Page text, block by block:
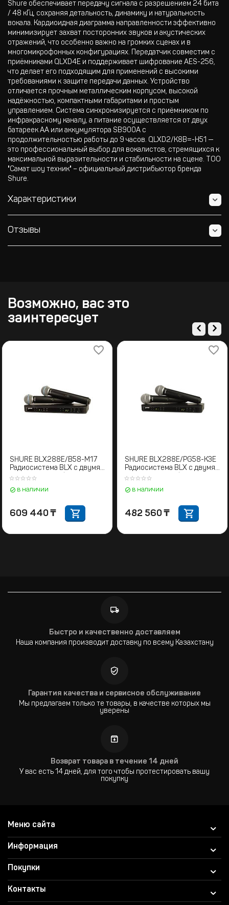
Shure обеспечивает передачу сигнала с разрешением 24 бита
/ 48 кГц, сохраняя детальность, динамику и натуральность
вокала. Кардиоидная диаграмма направленности эффективно
минимизирует захват посторонних звуков и акустических
отражений, что особенно важно на громких сценах и в
многомикрофонных конфигурациях. Передатчик совместим с
приёмниками QLXD4E и поддерживает шифрование AES-256,
что делает его подходящим для применений с высокими
требованиями к защите передачи данных. Устройство
отличается прочным металлическим корпусом, высокой
надёжностью, компактными габаритами и простым
управлением. Система синхронизируется с приёмником по
инфракрасному каналу, а питание осуществляется от двух
батареек AA или аккумулятора SB900A с
продолжительностью работы до 9 часов. QLXD2/K8B=-H51 —
это профессиональный выбор для вокалистов, стремящихся к
максимальной выразительности и стабильности на сцене. ТОО
"Самат шоу техник" – официальный дистрибьютор бренда
Shure.
Характеристики
Отзывы
Возможно, вас это
заинтересует
SHURE BLX288E/B58-M17
Радиосистема BLX с двумя
ручными микрофонами
в наличии
609 440 ₸
SHURE BLX288E/PG58-K3E
Радиосистема BLX с двумя
ручными микрофонами
в наличии
482 560 ₸
Быстро и качественно доставляем
Наша компания производит доставку по всему Казахстану
Гарантия качества и сервисное обслуживание
Мы предлагаем только те товары, в качестве которых мы
уверены
Возврат товара в течение 14 дней
У вас есть 14 дней, для того чтобы протестировать вашу
покупку
Меню сайта
Информация
Покупки
Контакты